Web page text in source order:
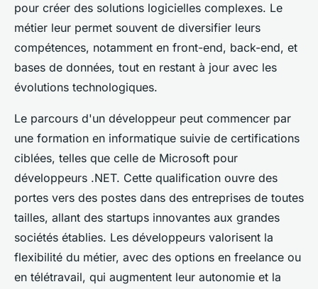
pour créer des solutions logicielles complexes. Le
métier leur permet souvent de diversifier leurs
compétences, notamment en front-end, back-end, et
bases de données, tout en restant à jour avec les
évolutions technologiques.
Le parcours d'un développeur peut commencer par
une formation en informatique suivie de certifications
ciblées, telles que celle de Microsoft pour
développeurs .NET. Cette qualification ouvre des
portes vers des postes dans des entreprises de toutes
tailles, allant des startups innovantes aux grandes
sociétés établies. Les développeurs valorisent la
flexibilité du métier, avec des options en freelance ou
en télétravail, qui augmentent leur autonomie et la